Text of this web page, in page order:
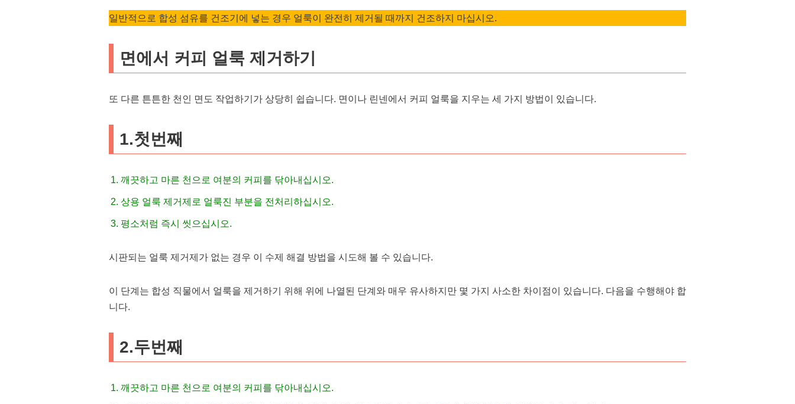
일반적으로 합성 섬유를 건조기에 넣는 경우 얼룩이 완전히 제거될 때까지 건조하지 마십시오.
면에서 커피 얼룩 제거하기
또 다른 튼튼한 천인 면도 작업하기가 상당히 쉽습니다. 면이나 린넨에서 커피 얼룩을 지우는 세 가지 방법이 있습니다.
1.첫번째
깨끗하고 마른 천으로 여분의 커피를 닦아내십시오.
상용 얼룩 제거제로 얼룩진 부분을 전처리하십시오.
평소처럼 즉시 씻으십시오.
시판되는 얼룩 제거제가 없는 경우 이 수제 해결 ​​방법을 시도해 볼 수 있습니다.
이 단계는 합성 직물에서 얼룩을 제거하기 위해 위에 나열된 단계와 매우 유사하지만 몇 가지 사소한 차이점이 있습니다. 다음을 수행해야 합
니다.
2.두번째
깨끗하고 마른 천으로 여분의 커피를 닦아내십시오.